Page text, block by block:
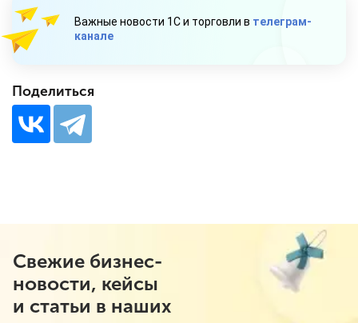
Важные новости 1С и торговли в телеграм-
канале
Поделиться
Свежие бизнес-
новости, кейсы
и статьи в наших